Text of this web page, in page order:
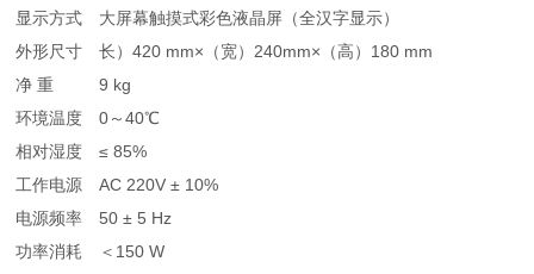
显示方式
大屏幕触摸式彩色液晶屏（全汉字显示）
外形尺寸
长）420 mm×（宽）240mm×（高）180 mm
净 重
9 kg
环境温度
0～40℃
相对湿度
≤ 85%
工作电源
AC 220V ± 10%
电源频率
50 ± 5 Hz
功率消耗
＜150 W